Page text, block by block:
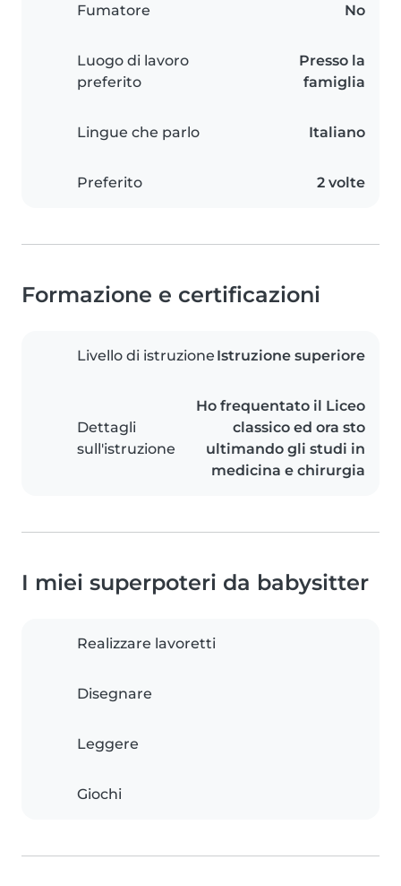
Fumatore No
Luogo di lavoro
preferito
Presso la
famiglia
Lingue che parlo Italiano
Preferito 2 volte
Formazione e certificazioni
Livello di istruzione Istruzione superiore
Dettagli
sull'istruzione
Ho frequentato il Liceo
classico ed ora sto
ultimando gli studi in
medicina e chirurgia
I miei superpoteri da babysitter
Realizzare lavoretti
Disegnare
Leggere
Giochi